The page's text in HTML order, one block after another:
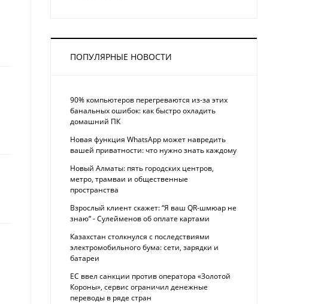
ПОПУЛЯРНЫЕ НОВОСТИ
90% компьютеров перегреваются из-за этих
банальных ошибок: как быстро охладить
домашний ПК
Новая функция WhatsApp может навредить
вашей приватности: что нужно знать каждому
Новый Алматы: пять городских центров,
метро, трамваи и общественные
пространства
Взрослый клиент скажет: “Я ваш QR-шмюар не
знаю“ - Сулейменов об оплате картами
Казахстан столкнулся с последствиями
электромобильного бума: сети, зарядки и
батареи
ЕС ввел санкции против оператора «Золотой
Короны», сервис ограничил денежные
переводы в ряде стран